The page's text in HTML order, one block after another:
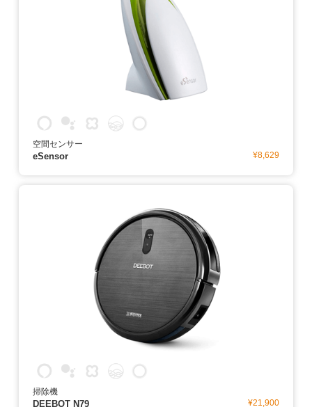
空間センサー
eSensor ¥8,629
掃除機
DEEBOT N79 ¥21,900